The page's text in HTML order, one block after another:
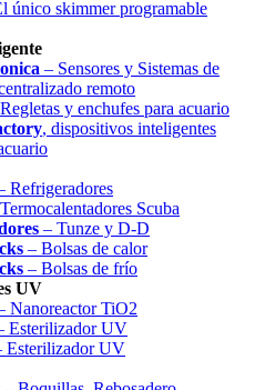
único skimmer programable
– Sensores y Sistemas de
remoto
y enchufes para acuario
, dispositivos inteligentes
Refrigeradores
Scuba
– Tunze y D-D
– Bolsas de calor
– Bolsas de frío
UV
Nanoreactor TiO2
Esterilizador UV
Esterilizador UV